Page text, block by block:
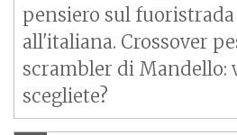
pensiero sul fuoristrada
all'italiana. Crossover
scrambler di Mandello:
scegliete?